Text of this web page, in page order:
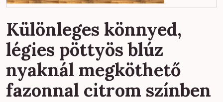
Különleges könnyed,
légies pöttyös blúz
nyaknál megköthető
fazonnal citrom színben